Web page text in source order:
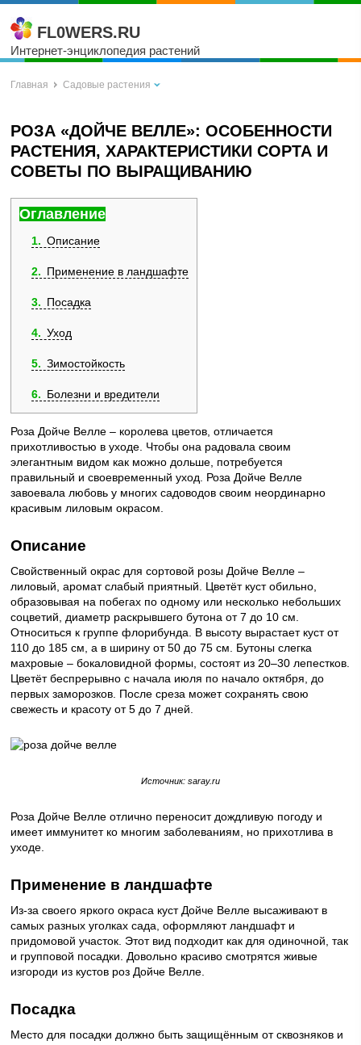
FL0WERS.RU
Интернет-энциклопедия растений
Главная Садовые растения
РОЗА «ДОЙЧЕ ВЕЛЛЕ»: ОСОБЕННОСТИ
РАСТЕНИЯ, ХАРАКТЕРИСТИКИ СОРТА И
СОВЕТЫ ПО ВЫРАЩИВАНИЮ
Оглавление
1 Описание
2 Применение в ландшафте
3 Посадка
4 Уход
5 Зимостойкость
6 Болезни и вредители
Роза Дойче Велле – королева цветов, отличается
прихотливостью в уходе. Чтобы она радовала своим
элегантным видом как можно дольше, потребуется
правильный и своевременный уход. Роза Дойче Велле
завоевала любовь у многих садоводов своим неординарно
красивым лиловым окрасом.
Описание
Свойственный окрас для сортовой розы Дойче Велле –
лиловый, аромат слабый приятный. Цветёт куст обильно,
образовывая на побегах по одному или несколько небольших
соцветий, диаметр раскрывшего бутона от 7 до 10 см.
Относиться к группе флорибунда. В высоту вырастает куст от
110 до 185 см, а в ширину от 50 до 75 см. Бутоны слегка
махровые – бокаловидной формы, состоят из 20–30 лепестков.
Цветёт беспрерывно с начала июля по начало октября, до
первых заморозков. После среза может сохранять свою
свежесть и красоту от 5 до 7 дней.
Источник: saray.ru
Роза Дойче Велле отлично переносит дождливую погоду и
имеет иммунитет ко многим заболеваниям, но прихотлива в
уходе.
Применение в ландшафте
Из-за своего яркого окраса куст Дойче Велле высаживают в
самых разных уголках сада, оформляют ландшафт и
придомовой участок. Этот вид подходит как для одиночной, так
и групповой посадки. Довольно красиво смотрятся живые
изгороди из кустов роз Дойче Велле.
Посадка
Место для посадки должно быть защищённым от сквозняков и